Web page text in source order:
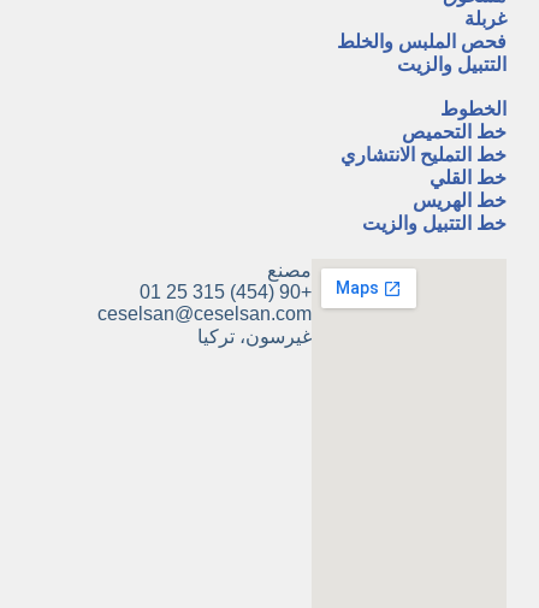
غربلة
فحص الملبس والخلط
التتبيل والزيت
الخطوط
خط التحميص
خط التمليح الانتشاري
خط القلي
خط الهريس
خط التتبيل والزيت
مصنع
+90 (454) 315 25 01
ceselsan@ceselsan.com
غيرسون، تركيا